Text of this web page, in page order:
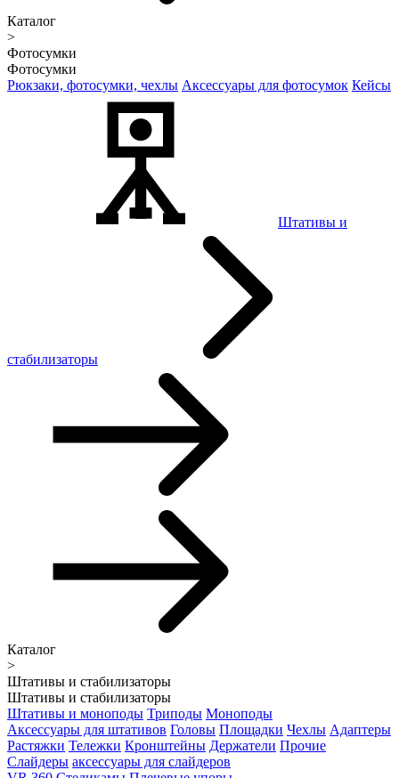
Каталог
>
Фотосумки
Фотосумки
Рюкзаки, фотосумки, чехлы Аксессуары для фотосумок Кейсы
Штативы и
стабилизаторы
Каталог
>
Штативы и стабилизаторы
Штативы и стабилизаторы
Штативы и моноподы Триподы Моноподы
Аксессуары для штативов Головы Площадки Чехлы Адаптеры
Растяжки Тележки Кронштейны Держатели Прочие
Слайдеры аксессуары для слайдеров